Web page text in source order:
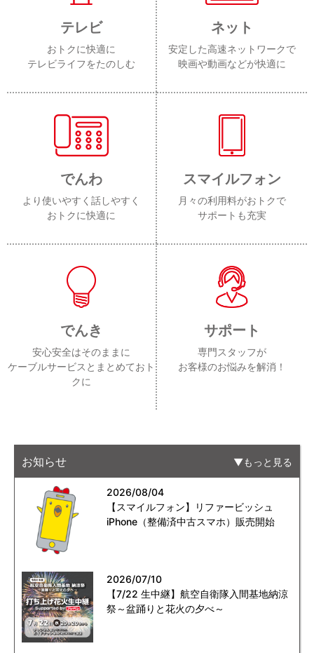
テレビ
おトクに快適に
テレビライフをたのしむ
ネット
安定した高速ネットワークで
映画や動画などが快適に
でんわ
より使いやすく話しやすく
おトクに快適に
スマイルフォン
月々の利用料がおトクで
サポートも充実
でんき
安心安全はそのままに
ケーブルサービスとまとめておト
クに
サポート
専門スタッフが
お客様のお悩みを解消！
お知らせ もっと見る
2026/08/04
【スマイルフォン】リファービッシュ
iPhone（整備済中古スマホ）販売開始
2026/07/10
【7/22 生中継】航空自衛隊入間基地納涼
祭～盆踊りと花火の夕べ～